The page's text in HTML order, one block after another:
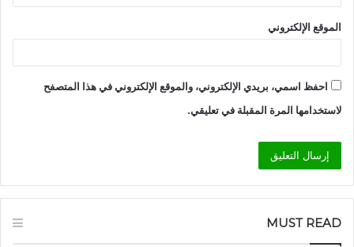
الموقع الإلكتروني
احفظ اسمي، بريدي الإلكتروني، والموقع الإلكتروني في هذا المتصفح
لاستخدامها المرة المقبلة في تعليقي.
MUST READ